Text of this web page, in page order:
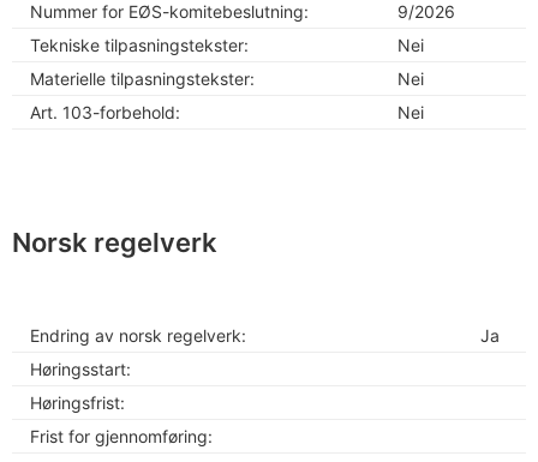
Nummer for EØS-komitebeslutning:
9/2026
Tekniske tilpasningstekster:
Nei
Materielle tilpasningstekster:
Nei
Art. 103-forbehold:
Nei
Norsk regelverk
Endring av norsk regelverk:
Ja
Høringsstart:
Høringsfrist:
Frist for gjennomføring: